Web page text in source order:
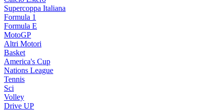
Supercoppa Italiana
Formula 1
Formula E
MotoGP
Altri Motori
Basket
America's Cup
Nations League
Tennis
Sci
Volley
Drive UP